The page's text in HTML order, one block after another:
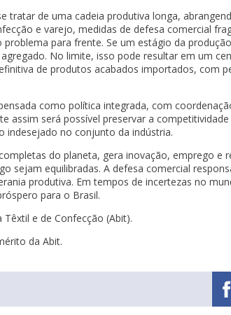
de uma cadeia produtiva longa,
e varejo, medidas de defesa comercial
para frente. Se um estágio da
No limite, isso pode resultar em um
de produtos acabados importados, com
como política integrada, com
assim será possível preservar a
indesejado no conjunto da indústria.
do planeta, gera inovação, emprego e
sejam equilibradas. A defesa comercial
produtiva. Em tempos de incertezas no
para o Brasil.
e de Confecção (Abit).
da Abit.